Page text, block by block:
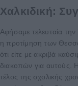
Χαλκιδική:
Αφήσαμε τελευταία
η προτίμηση των
ότι είτε με ακριβά
διακοπών για αυτούς.
τέλος της σχολικής